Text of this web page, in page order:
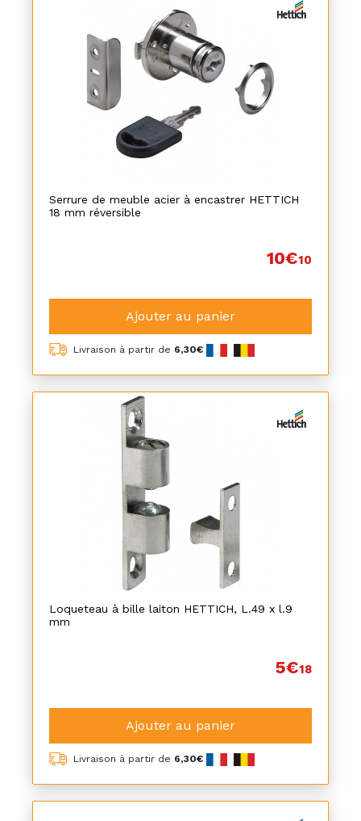
Serrure de meuble acier à encastrer HETTICH
18 mm réversible
10€10
Ajouter au panier
Livraison à partir de 6,30€
Loqueteau à bille laiton HETTICH, L.49 x l.9
mm
5€18
Ajouter au panier
Livraison à partir de 6,30€